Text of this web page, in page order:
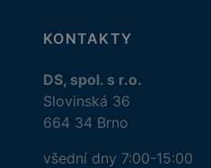
KONTAKTY
DS, spol. s r.o.
Slovinská 36
664 34 Brno
všední dny 7:00-15:00